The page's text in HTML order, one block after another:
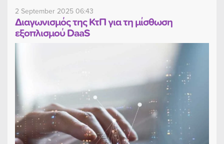
2 September 2025 06:43
Διαγωνισμός της ΚτΠ για τη μίσθωση
εξοπλισμού DaaS